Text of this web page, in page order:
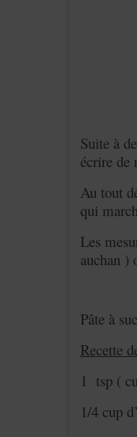
Suite à
écrire de
Au tout
qui
Les
auchan )
Pâte à
Recette
1 tsp (
1/4 cup